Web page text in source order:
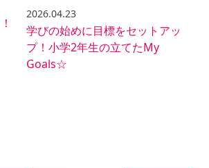
2026.04.23
学びの始めに目標をセットアッ
プ！小学2年生の立てたMy
Goals☆